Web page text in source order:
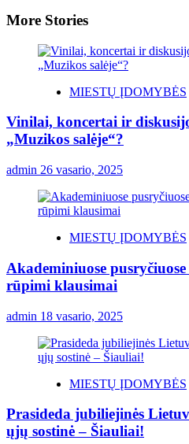
More Stories
MIESTŲ ĮDOMYBĖS
Vinilai, koncertai ir
„Muzikos salėje“?
admin 26 vasario, 2025
MIESTŲ ĮDOMYBĖS
Akademiniuose
rūpimi klausimai
admin 18 vasario, 2025
MIESTŲ ĮDOMYBĖS
Prasideda jubiliejinės
ųjų sostinė – Šiauliai!